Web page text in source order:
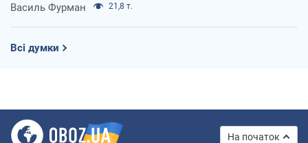
Василь Фурман 21,8 т.
Всі думки
На початок